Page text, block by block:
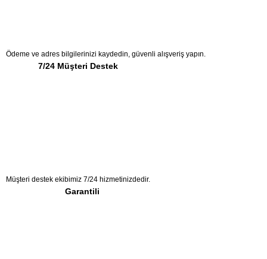
Ödeme ve adres bilgilerinizi kaydedin, güvenli alışveriş yapın.
7/24 Müşteri Destek
Müşteri destek ekibimiz 7/24 hizmetinizdedir.
Garantili